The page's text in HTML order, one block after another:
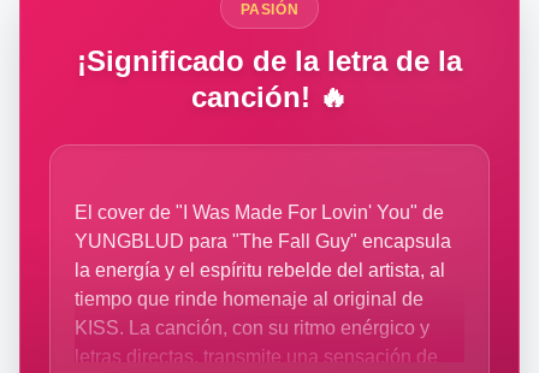
PASIÓN
¡Significado de la letra de la
canción! 🔥
El cover de "I Was Made For Lovin' You" de
YUNGBLUD para "The Fall Guy" encapsula
la energía y el espíritu rebelde del artista, al
tiempo que rinde homenaje al original de
KISS. La canción, con su ritmo enérgico y
letras directas, transmite una sensación de